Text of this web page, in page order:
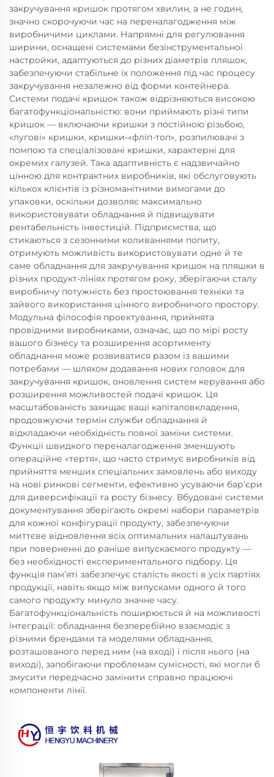
закручування кришок протягом хвилин, а не годин,
значно скорочуючи час на переналагодження між
виробничими циклами. Напрямні для регулювання
ширини, оснащені системами безінструментальної
настройки, адаптуються до різних діаметрів пляшок,
забезпечуючи стабільне їх положення під час процесу
закручування незалежно від форми контейнера.
Системи подачі кришок також відрізняються високою
багатофункціональністю: вони приймають різні типи
кришок — включаючи кришки з постійною різьбою,
«лугові» кришки, кришки-«фліп-топ», розпилювачі з
помпою та спеціалізовані кришки, характерні для
окремих галузей. Така адаптивність є надзвичайно
цінною для контрактних виробників, які обслуговують
кількох клієнтів із різноманітними вимогами до
упаковки, оскільки дозволяє максимально
використовувати обладнання й підвищувати
рентабельність інвестицій. Підприємства, що
стикаються з сезонними коливаннями попиту,
отримують можливість використовувати одне й те
саме обладнання для закручування кришок на пляшки в
різних продукт-лініях протягом року, зберігаючи сталу
виробничу потужність без простоювання техніки та
зайвого використання цінного виробничого простору.
Модульна філософія проектування, прийнята
провідними виробниками, означає, що по мірі росту
вашого бізнесу та розширення асортименту
обладнання може розвиватися разом із вашими
потребами — шляхом додавання нових головок для
закручування кришок, оновлення систем керування або
розширення можливостей подачі кришок. Ця
масштабованість захищає ваші капіталовкладення,
продовжуючи термін служби обладнання й
відкладаючи необхідність повної заміни системи.
Функції швидкого переналагодження зменшують
операційне «тертя», що часто стримує виробників від
прийняття менших спеціальних замовлень або виходу
на нові ринкові сегменти, ефективно усуваючи бар’єри
для диверсифікації та росту бізнесу. Вбудовані системи
документування зберігають окремі набори параметрів
для кожної конфігурації продукту, забезпечуючи
миттєве відновлення всіх оптимальних налаштувань
при поверненні до раніше випускаємого продукту —
без необхідності експериментального підбору. Ця
функція пам’яті забезпечує сталість якості в усіх партіях
продукції, навіть якщо між випусками одного й того
самого продукту минуло значне часу.
Багатофункціональність поширюється й на можливості
інтеграції: обладнання безперебійно взаємодіє з
різними брендами та моделями обладнання,
розташованого перед ним (на вході) і після нього (на
виході), запобігаючи проблемам сумісності, які могли б
змусити передчасно замінити справно працюючі
компоненти лінії.